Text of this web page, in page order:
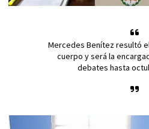
Mercedes Benítez resultó
cuerpo y será la
debates hasta